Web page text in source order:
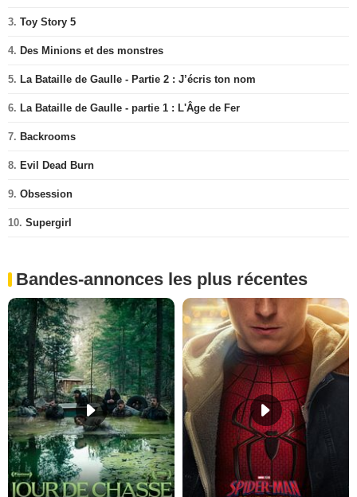
3. Toy Story 5
4. Des Minions et des monstres
5. La Bataille de Gaulle - Partie 2 : J’écris ton nom
6. La Bataille de Gaulle - partie 1 : L'Âge de Fer
7. Backrooms
8. Evil Dead Burn
9. Obsession
10. Supergirl
Bandes-annonces les plus récentes